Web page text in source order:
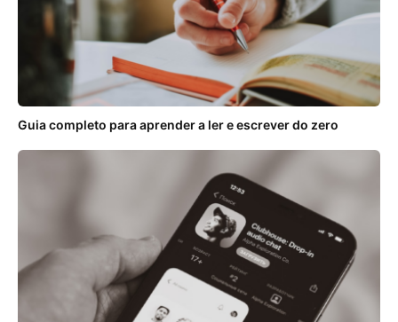
Guia completo para aprender a ler e escrever do zero